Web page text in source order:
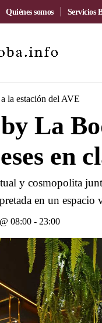
Quiénes somos Servicios
la estación del AVE
La
en
y cosmopolita
en un espacio
08:00 - 23:00